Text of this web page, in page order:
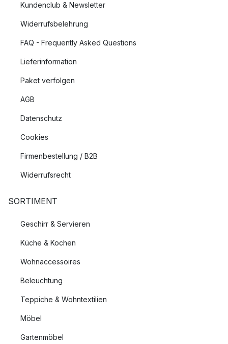
Kundenclub & Newsletter
Widerrufsbelehrung
FAQ - Frequently Asked Questions
Lieferinformation
Paket verfolgen
AGB
Datenschutz
Cookies
Firmenbestellung / B2B
Widerrufsrecht
SORTIMENT
Geschirr & Servieren
Küche & Kochen
Wohnaccessoires
Beleuchtung
Teppiche & Wohntextilien
Möbel
Gartenmöbel